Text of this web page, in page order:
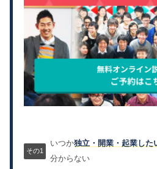
いつか独立・開業・起業した
分からない